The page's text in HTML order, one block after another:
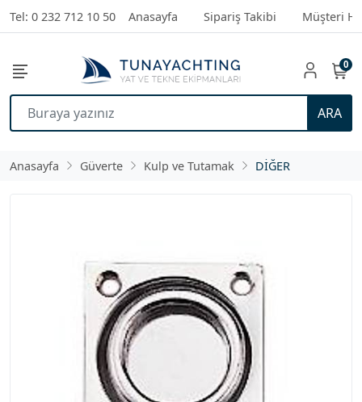
Tel: 0 232 712 10 50 Anasayfa Sipariş Takibi Müşteri
ARA
0
Anasayfa Güverte Kulp ve Tutamak DİĞER